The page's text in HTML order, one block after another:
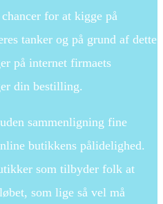
for at kigge på
tanker og på grund af dette
på internet firmaets
din bestilling.
sammenligning fine
butikkens pålidelighed.
som tilbyder folk at
som lige så vel må